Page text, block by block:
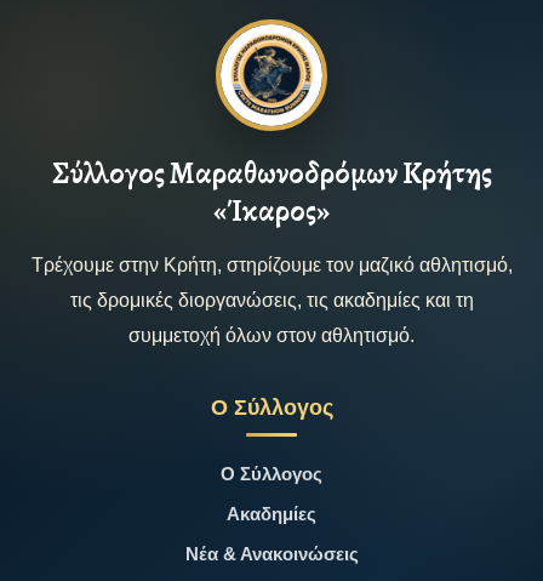
Σύλλογος Μαραθωνοδρόμων Κρήτης
«Ίκαρος»
Τρέχουμε στην Κρήτη, στηρίζουμε τον μαζικό αθλητισμό,
τις δρομικές διοργανώσεις, τις ακαδημίες και τη
συμμετοχή όλων στον αθλητισμό.
Ο Σύλλογος
Ο Σύλλογος
Ακαδημίες
Νέα & Ανακοινώσεις